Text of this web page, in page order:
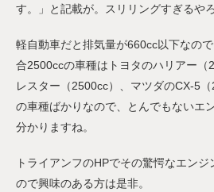
す。」と記載が。スリリングすぎるや
軽自動車だと排気量が660cc以下なの
合2500ccの車種はトヨタのハリアー（
レスター（2500cc）、マツダのCX-5
の車種ばかりなので、とんでもないエ
分かりますね。
トライアンフのHPでその驚愕なエン
ので興味のある方は是非。